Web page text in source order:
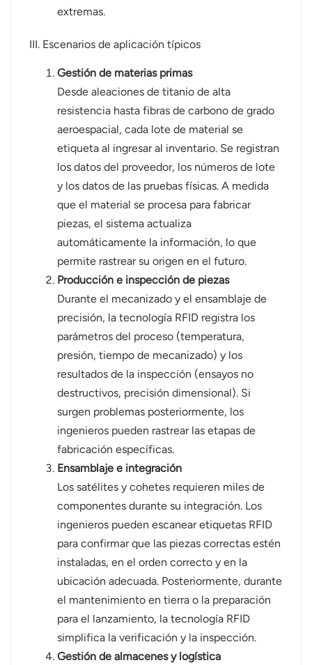
extremas.
III. Escenarios de aplicación típicos
Gestión de materias primas
Desde aleaciones de titanio de alta
resistencia hasta fibras de carbono de grado
aeroespacial, cada lote de material se
etiqueta al ingresar al inventario. Se registran
los datos del proveedor, los números de lote
y los datos de las pruebas físicas. A medida
que el material se procesa para fabricar
piezas, el sistema actualiza
automáticamente la información, lo que
permite rastrear su origen en el futuro.
Producción e inspección de piezas
Durante el mecanizado y el ensamblaje de
precisión, la tecnología RFID registra los
parámetros del proceso (temperatura,
presión, tiempo de mecanizado) y los
resultados de la inspección (ensayos no
destructivos, precisión dimensional). Si
surgen problemas posteriormente, los
ingenieros pueden rastrear las etapas de
fabricación específicas.
Ensamblaje e integración
Los satélites y cohetes requieren miles de
componentes durante su integración. Los
ingenieros pueden escanear etiquetas RFID
para confirmar que las piezas correctas estén
instaladas, en el orden correcto y en la
ubicación adecuada. Posteriormente, durante
el mantenimiento en tierra o la preparación
para el lanzamiento, la tecnología RFID
simplifica la verificación y la inspección.
Gestión de almacenes y logística